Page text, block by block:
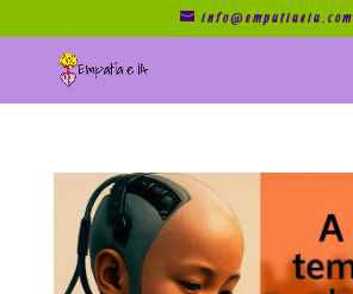
info@empatiaeia.com